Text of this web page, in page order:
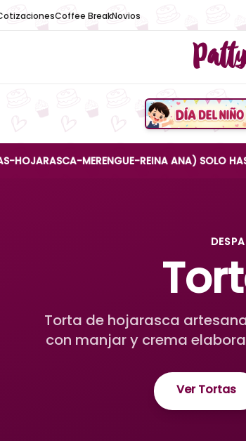
Coffee BreakNovios
Boton
MERENGUE-REINA ANA) SOLO HASTA EL
Torta de hojarasca
con manjar y crema
Ver Tortas